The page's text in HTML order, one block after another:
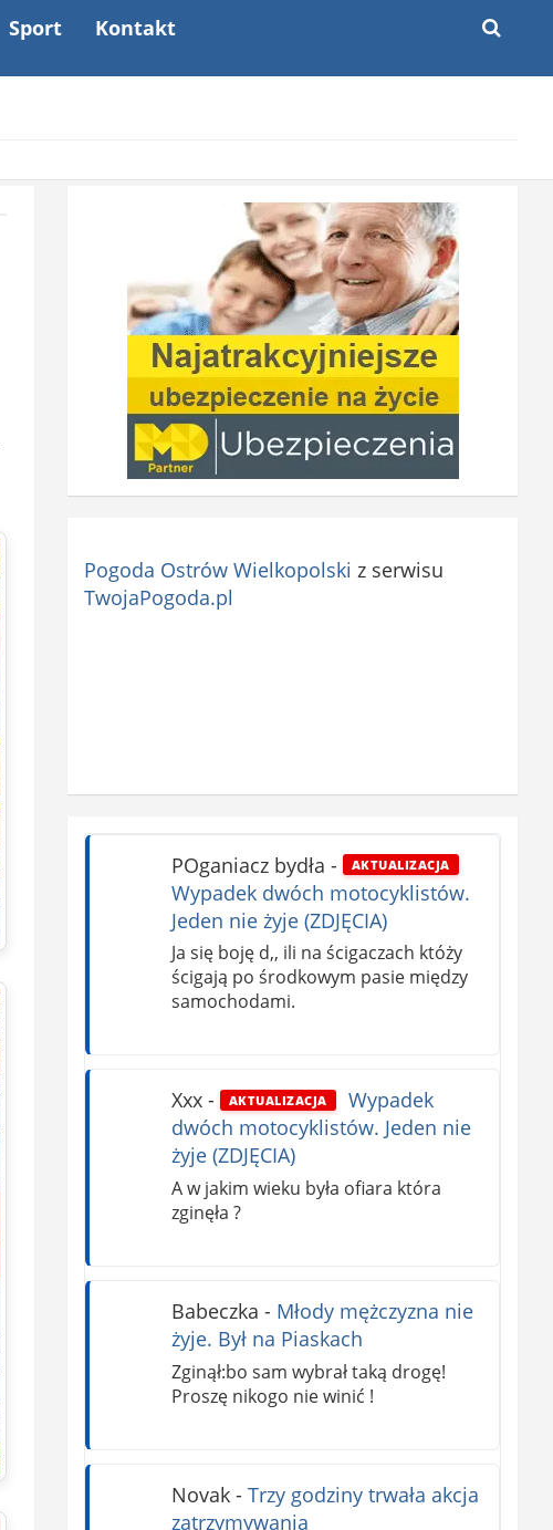
Sport Kontakt
Pogoda Ostrów Wielkopolski z serwisu
TwojaPogoda.pl
POganiacz bydła - AKTUALIZACJA
Wypadek dwóch motocyklistów.
Jeden nie żyje (ZDJĘCIA)
Ja się boję d,, ili na ścigaczach któży
ścigają po środkowym pasie między
samochodami.
Xxx- AKTUALIZACJA
Wypadek
dwóch motocyklistów. Jeden nie
żyje (ZDJĘCIA)
A w jakim wieku była ofiara która
zginęła ?
Babeczka - Młody mężczyzna nie
żyje. Był na Piaskach
Zginął:bo sam wybrał taką drogę!
Proszę nikogo nie winić !
Novak- Trzy godziny trwała akcja
zatrzymywania